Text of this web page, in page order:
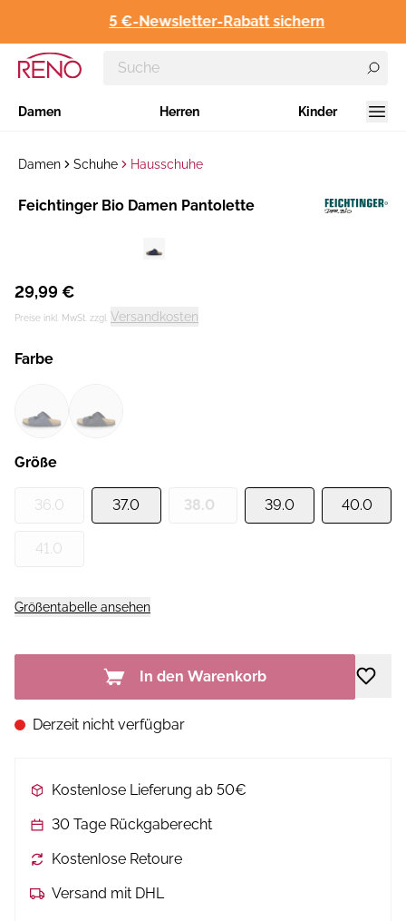
5 €-Newsletter-Rabatt sichern
Damen Herren Kinder
Damen Schuhe Hausschuhe
Hersteller:
Feichtinger Bio Damen Pantolette
29,99 €
Preise inkl. MwSt. zzgl. Versandkosten
Farbe
Größe
36.0 37.0 38.0 39.0 40.0
41.0
Größentabelle ansehen
In den Warenkorb
Derzeit nicht verfügbar
Kostenlose Lieferung ab 50€
30 Tage Rückgaberecht
Kostenlose Retoure
Versand mit DHL